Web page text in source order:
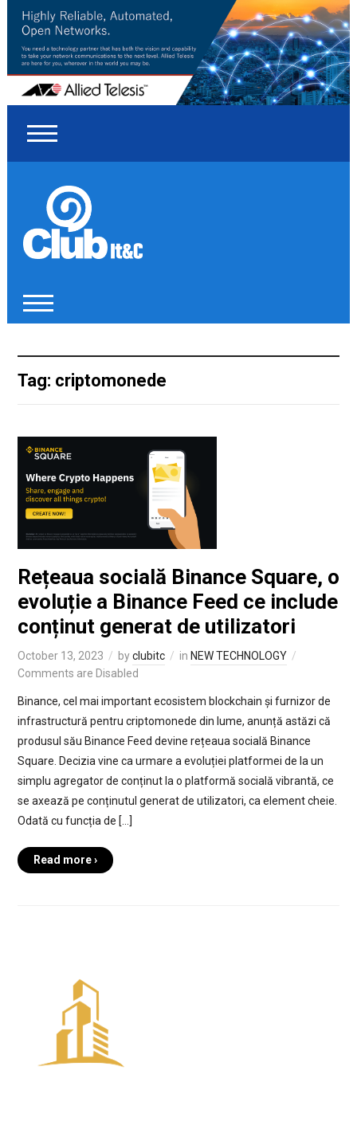
Tag: criptomonede
Rețeaua socială Binance Square, o
evoluție a Binance Feed ce include
conținut generat de utilizatori
October 13, 2023 byclubitc in NEW TECHNOLOGY
Comments are Disabled
Binance, cel mai important ecosistem blockchain și furnizor de
infrastructură pentru criptomonede din lume, anunță astăzi că
produsul său Binance Feed devine rețeaua socială Binance
Square. Decizia vine ca urmare a evoluției platformei de la un
simplu agregator de conținut la o platformă socială vibrantă, ce
se axează pe conținutul generat de utilizatori, ca element cheie.
Odată cu funcția de […]
Read more ›